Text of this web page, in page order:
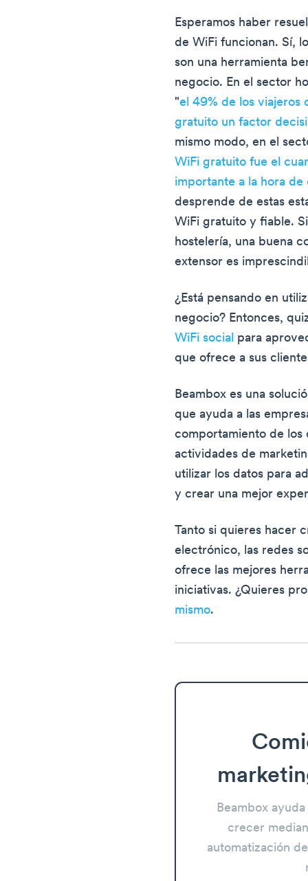
Esperamos haber
de WiFi funcionan. Sí,
son una herramienta
negocio. En el sector
"el 49% de los viajeros
gratuito un factor
mismo modo, en el
WiFi gratuito fue el
importante a la hora
desprende de estas
WiFi gratuito y fiable.
hostelería, una buena
extensor es
¿Está pensando en
negocio? Entonces,
WiFi social para
que ofrece a sus
Beambox es una
que ayuda a las
comportamiento de los
actividades de
utilizar los datos para
y crear una mejor
Tanto si quieres hacer
electrónico, las redes
ofrece las mejores
iniciativas. ¿Quieres
mismo.
Beambox
crecer
automatización